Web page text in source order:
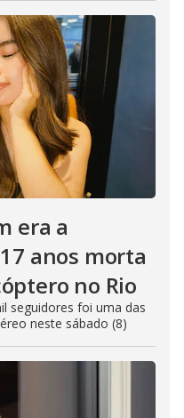
era a
anos morta
no Rio
seguidores foi uma das
neste sábado (8)